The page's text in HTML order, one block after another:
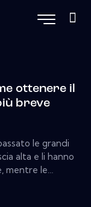
ottenere il
breve
le grandi
alta e li hanno
mentre le…